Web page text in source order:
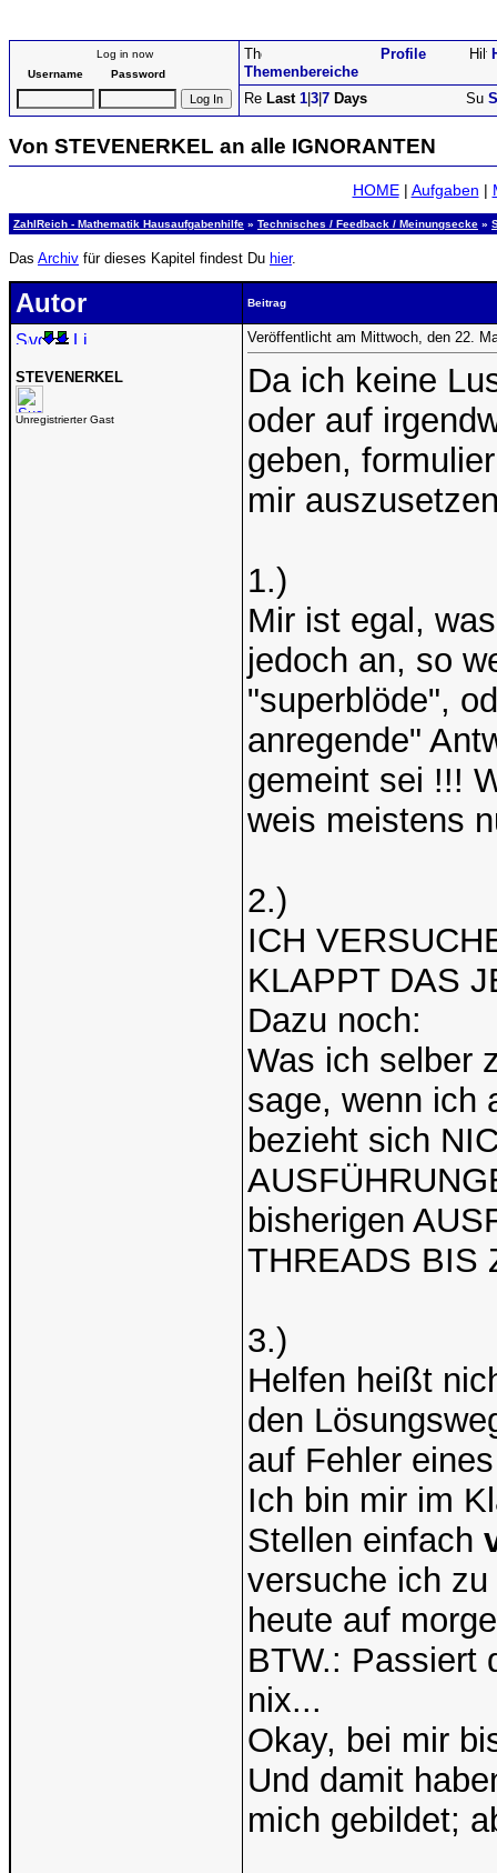
Log in now
Username
Password Themenbereiche
Profile
Last 1 3 7 Days
Von STEVENERKEL an alle IGNORANTEN
HOME| Aufgaben |
ZahlReich - Mathematik Hausaufgabenhilfe » Technisches / Feedback / Meinungsecke »
Das Archiv für dieses Kapitel findest Du hier.
Autor Beitrag
STEVENERKEL
Unregistrierter Gast
Veröffentlicht am Mittwoch, den 22.
Da ich keine
oder auf
geben,
mir
1.)
Mir ist egal,
jedoch an, so
"superblöde",
anregende"
gemeint sei !!!
weis meistens
2.)
ICH
KLAPPT DAS
Dazu noch:
Was ich selber
sage, wenn ich
bezieht sich
bisherigen
THREADS BIS
3.)
Helfen heißt
den
auf Fehler
Ich bin mir im
Stellen einfach
versuche ich
heute auf
BTW.: Passiert
nix...
Okay, bei mir
Und damit
mich gebildet;